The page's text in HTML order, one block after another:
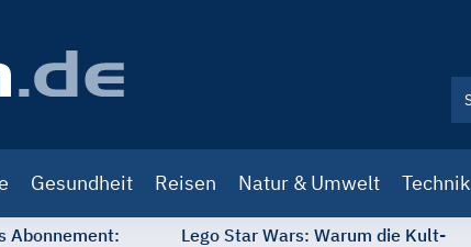
Gesundheit Reisen Natur & Umwelt Technik
Abonnement:
Lego Star Wars: Warum die Kult-